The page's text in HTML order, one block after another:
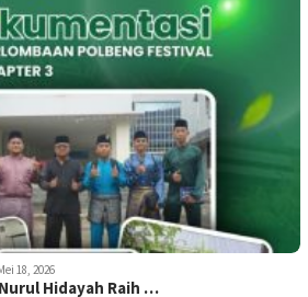
18, 2026
Hidayah Raih …